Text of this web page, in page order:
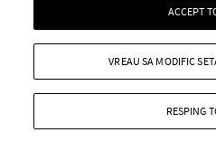
7 uleiuri care stimulează
părului
ACCEPT
RESPING
VREAU SA MODIFIC